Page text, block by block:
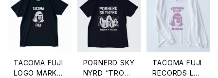
TACOMA FUJI
LOGO MARK'2
PORNERD SKY
NYRD “TROO
TACOMA FUJI
RECORDS LO